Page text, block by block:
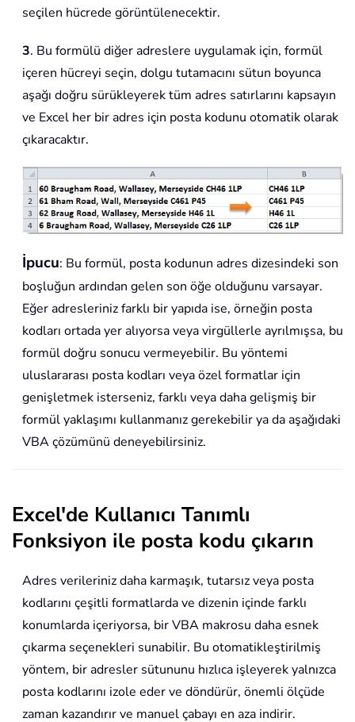
seçilen hücrede görüntülenecektir.
3. Bu formülü diğer adreslere uygulamak için, formül
içeren hücreyi seçin, dolgu tutamacını sütun boyunca
aşağı doğru sürükleyerek tüm adres satırlarını kapsayın
ve Excel her bir adres için posta kodunu otomatik olarak
çıkaracaktır.
İpucu: Bu formül, posta kodunun adres dizesindeki son
boşluğun ardından gelen son öğe olduğunu varsayar.
Eğer adresleriniz farklı bir yapıda ise, örneğin posta
kodları ortada yer alıyorsa veya virgüllerle ayrılmışsa, bu
formül doğru sonucu vermeyebilir. Bu yöntemi
uluslararası posta kodları veya özel formatlar için
genişletmek isterseniz, farklı veya daha gelişmiş bir
formül yaklaşımı kullanmanız gerekebilir ya da aşağıdaki
VBA çözümünü deneyebilirsiniz.
Excel'de Kullanıcı Tanımlı
Fonksiyon ile posta kodu çıkarın
Adres verileriniz daha karmaşık, tutarsız veya posta
kodlarını çeşitli formatlarda ve dizenin içinde farklı
konumlarda içeriyorsa, bir VBA makrosu daha esnek
çıkarma seçenekleri sunabilir. Bu otomatikleştirilmiş
yöntem, bir adresler sütununu hızlıca işleyerek yalnızca
posta kodlarını izole eder ve döndürür, önemli ölçüde
zaman kazandırır ve manuel çabayı en aza indirir.